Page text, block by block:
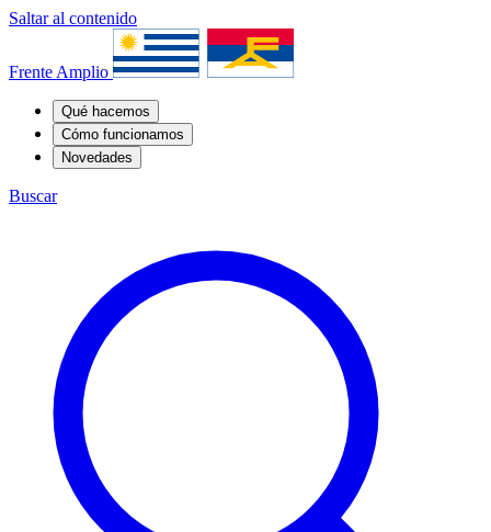
Saltar al contenido
Frente Amplio
Qué hacemos
Cómo funcionamos
Novedades
Buscar